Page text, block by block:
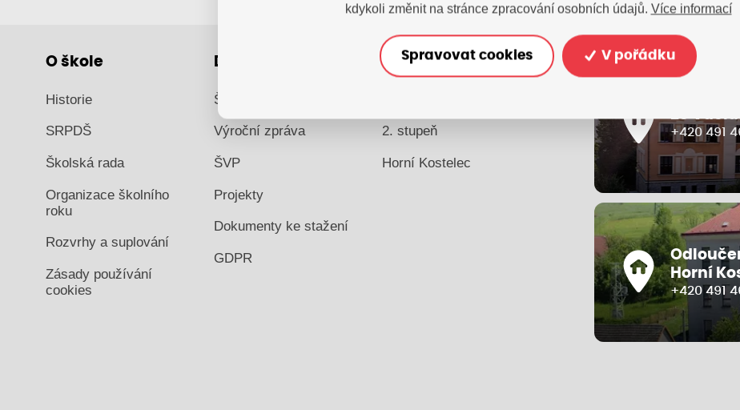
O škole
Historie
SRPDŠ
Školská rada
Organizace školního
roku
Rozvrhy a suplování
Zásady používání
cookies
Dokumenty
Školní řád
Výroční zpráva
ŠVP
Projekty
Dokumenty ke stažení
GDPR
Kontakty
2. stupeň
Horní Kostelec
ZŠ
+420 491
Horní
+420 491
kdykoli změnit na stránce zpracování osobních údajů. Více informací
Spravovat cookies V pořádku